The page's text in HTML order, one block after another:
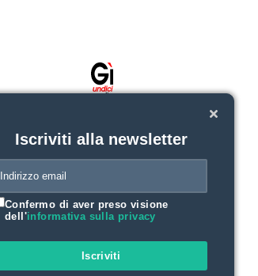
Iscriviti alla newsletter
Confermo di aver preso visione
dell'informativa sulla privacy
Iscriviti